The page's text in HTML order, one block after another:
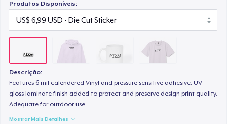
Produtos Disponíveis:
Descrição:
Features 6 mil calendered Vinyl and pressure sensitive adhesive. UV
gloss laminate finish added to protect and preserve design print quality.
Adequate for outdoor use.
Mostrar Mais Detalhes